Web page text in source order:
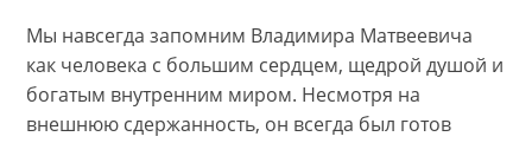
Мы навсегда запомним Владимира Матвеевича
как человека с большим сердцем, щедрой душой и
богатым внутренним миром. Несмотря на
внешнюю сдержанность, он всегда был готов